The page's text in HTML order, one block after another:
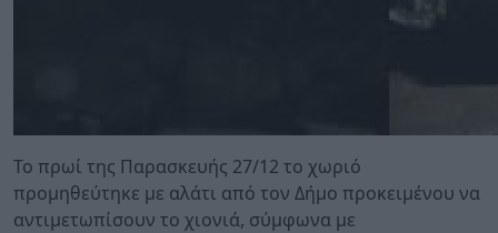
Το πρωί της Παρασκευής 27/12 το χωριό
προμηθεύτηκε με αλάτι από τον Δήμο προκειμένου να
αντιμετωπίσουν το χιονιά, σύμφωνα με